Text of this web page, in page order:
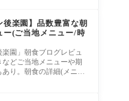
後楽園】品数豊富な朝
ー(ご当地メニュー/時
楽園」朝食ブログレビュ
どご当地メニューや期
り。朝食の詳細(メニュ
ご紹介します。